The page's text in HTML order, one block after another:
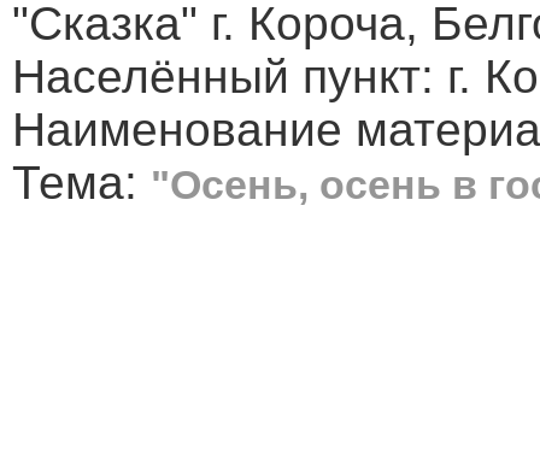
"Сказка" г. Короча,
Населённый пункт: г.
Наименование
Тема: "Осень, осень в